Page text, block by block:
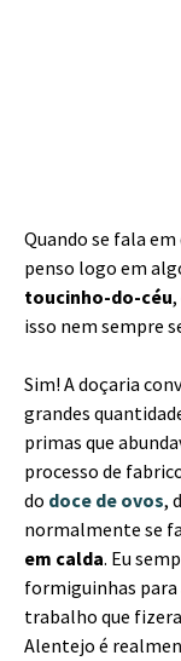
Quando se fala
penso logo em
toucinho-do-céu,
isso nem sempre
Sim! A doçaria
grandes
primas que
processo de
do doce de ovos,
normalmente se
em calda. Eu
formiguinhas
trabalho que
Alentejo é